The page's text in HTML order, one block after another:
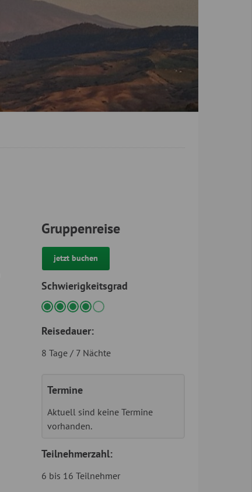
Gruppenreise
jetzt buchen
Schwierigkeitsgrad
Reisedauer:
8 Tage / 7 Nächte
Termine
Aktuell sind keine Termine
vorhanden.
Teilnehmerzahl:
6 bis 16 Teilnehmer